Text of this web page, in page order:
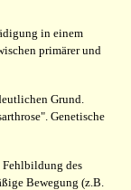
in einem
primärer und
Grund.
Genetische
Fehlbildung des
Bewegung (z.B.